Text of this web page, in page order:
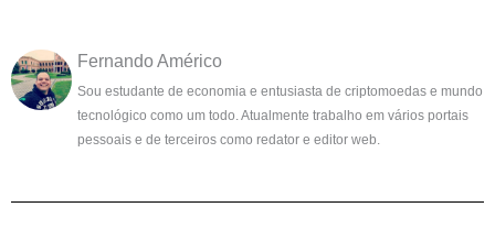
Fernando Américo
Sou estudante de economia e entusiasta de criptomoedas e mundo
tecnológico como um todo. Atualmente trabalho em vários portais
pessoais e de terceiros como redator e editor web.